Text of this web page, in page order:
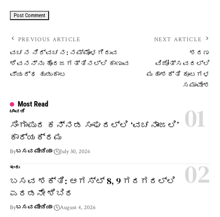
PREVIOUS ARTICLE
ವಚನ ನಿರ್ವಚನ: ನಮ್ಮೊಳಗಿರುವ
ಶಿವನನ್ನು ಹೊರಜಗತ್ತಿನಲ್ಲಿ ಕಾಣುವ
ವ್ಯರ್ಥ ಹುಡುಕಾಟ
NEXT ARTICLE
ಶರಣ
ವಿಜೋತ್ಸವದಲ್ಲಿ
ಮಹಾಶಕ್ತಿ ಕೂಟಗಳ
ಸಮಾವೇಶ
Most Read
ಚಾವಡಿ
ಸಿಂಗಾಪುರ ಕನ್ನಡ ಸಂಘದಲ್ಲಿ ‘ವಚನಾಂಜಲಿ’
ಕಾರ್ಯಕ್ರಮ
Byಬಸವ ಮೀಡಿಯಾ July 30, 2026
ಇಂದು
ಬಸವ ಶಕ್ತಿ: ಆಗಸ್ಟ್ 8, 9 ಗದಗದಲ್ಲಿ
ಎರಡನೇ ಶಿಬಿರ
Byಬಸವ ಮೀಡಿಯಾ August 4, 2026